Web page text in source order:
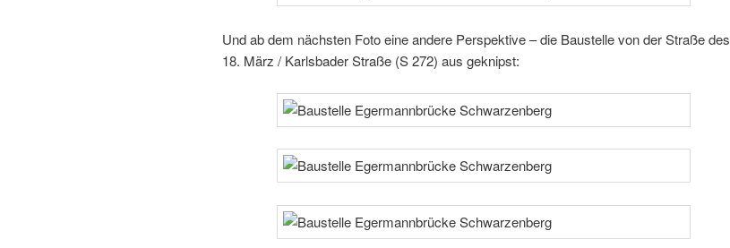
Und ab dem nächsten Foto eine andere Perspektive – die Baustelle von der Straße des
18. März / Karlsbader Straße (S 272) aus geknipst: